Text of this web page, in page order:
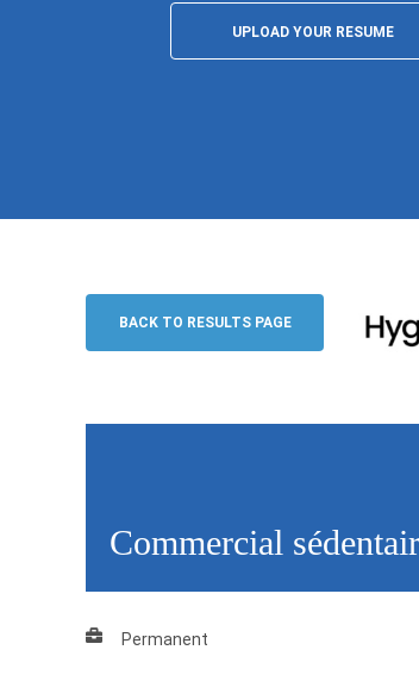
UPLOAD YOUR RESUME
Hygitech
BACK TO RESULTS PAGE
Commercial
Permanent